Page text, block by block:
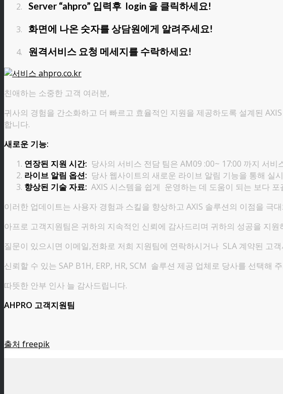
Server “ahpro” 입력후 login 을 클릭하세요!
화면에 나온 숫자를 상담원에게 알려주세요!
원격서비스 요청 메세지를 수락하세요!
친애하는 소중한 고객 여러분,
귀사의 경험을 간소화하고 더 빠르고 효율적인 지원을 제공하도록 설계된
합니다.
새로운 기능:
연장된 지원 시간: 당사의 서비스 전담 팀은 AM09 :00~ 17:00 까지 서
라이브 알림 옵션: 당사 웹사이트의 새로운 라이브 알림 기능을 통해 실
향상된 기술 자료: AXIS 시스템을 쉽게 운영하는 데 도움이 되는 보다
이러한 업데이트는 사용자 경험과 스킬을 향상하고 AXIS 솔루션의 이점을 극
아프로 고객지원팀은 귀하의 지속적인 신뢰에 감사드리며 귀하의 성공을 지원
질문이 있으시면 이메일,전화로 저희 지원팀에 연락하시거나 SLA 계약된 고
신뢰할 수 있는 SAP B1H, ERP, HR, SCM 솔루션 제공 업체로 당사를 선택해
따뜻한 안부 인사 늘 감사드립니다.
AHPRO 고객지원팀
출처 freepik